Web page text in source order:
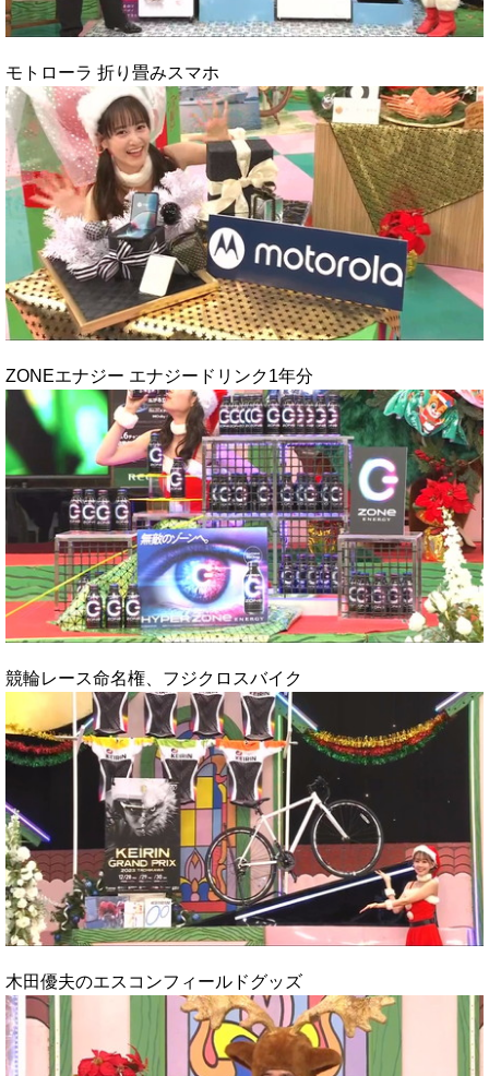
モトローラ 折り畳みスマホ
ZONEエナジー エナジードリンク1年分
競輪レース命名権、フジクロスバイク
木田優夫のエスコンフィールドグッズ